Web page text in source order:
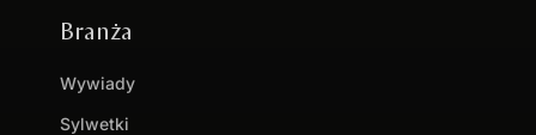
Branża
Wywiady
Sylwetki